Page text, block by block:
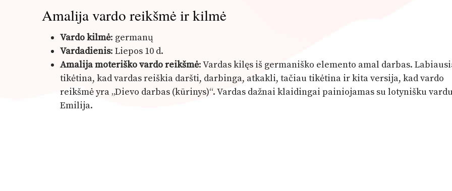
Amalija vardo reikšmė ir kilmė
Vardo kilmė: germanų
Vardadienis: Liepos 10 d.
Amalija moteriško vardo reikšmė: Vardas kilęs iš germaniško elemento amal darbas.
tikėtina, kad vardas reiškia daršti, darbinga, atkakli, tačiau tikėtina ir kita versija, kad vardo
reikšmė yra „Dievo darbas (kūrinys)“. Vardas dažnai klaidingai painiojamas su lotynišku
Emilija.